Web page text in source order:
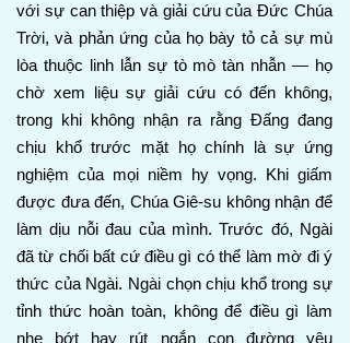
với sự can thiệp và giải cứu của Đức Chúa
Trời, và phản ứng của họ bày tỏ cả sự mù
lòa thuộc linh lẫn sự tò mò tàn nhẫn — họ
chờ xem liệu sự giải cứu có đến không,
trong khi không nhận ra rằng Đấng đang
chịu khổ trước mặt họ chính là sự ứng
nghiệm của mọi niềm hy vọng. Khi giấm
được đưa đến, Chúa Giê-su không nhận để
làm dịu nỗi đau của mình. Trước đó, Ngài
đã từ chối bất cứ điều gì có thể làm mờ đi ý
thức của Ngài. Ngài chọn chịu khổ trong sự
tỉnh thức hoàn toàn, không để điều gì làm
nhẹ bớt hay rút ngắn con đường yêu